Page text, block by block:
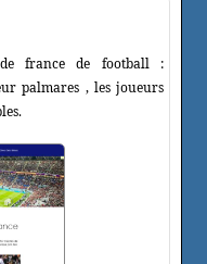
france de football :
palmares , les joueurs